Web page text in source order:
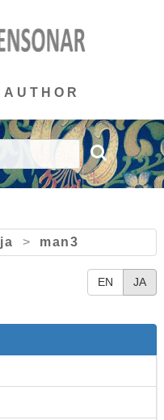
AUTHOR
ja > man3
EN JA